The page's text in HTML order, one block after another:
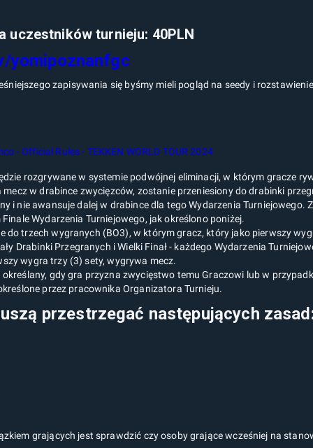
uczestników turnieju: 40PLN
yomipoznanfgc
zapisywania się byśmy mieli pogląd na seedy i
- Official Rules - TEKKEN WORLD TOUR 2024
rozgrywane w systemie podwójnej eliminacji, w którym gracze
w drabince zwycięzców, zostanie przeniesiony do drabinki
i nie awansuje dalej w drabince dla tego Wydarzenia Turniejowego.
Wydarzenia Turniejowego, jak określono poniżej.
do trzech wygranych (BO3), w którym gracz, który jako pierwszy
Drabinki Przegranych i Wielki Finał - każdego Wydarzenia
wygra trzy (3) sety, wygrywa mecz.
gdy gra przyzna zwycięstwo temu Graczowi lub w
przez pracownika Organizatora Turnieju.
przestrzegać następujących
grających jest sprawdzić czy osoby grające wcześniej na